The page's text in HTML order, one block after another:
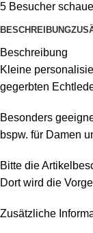
5 Besucher
BESCHREIBUNG
Beschreibung
Kleine
gegerbten
Besonders
bspw. für Damen
Bitte die
Dort wird die
Zusätzliche